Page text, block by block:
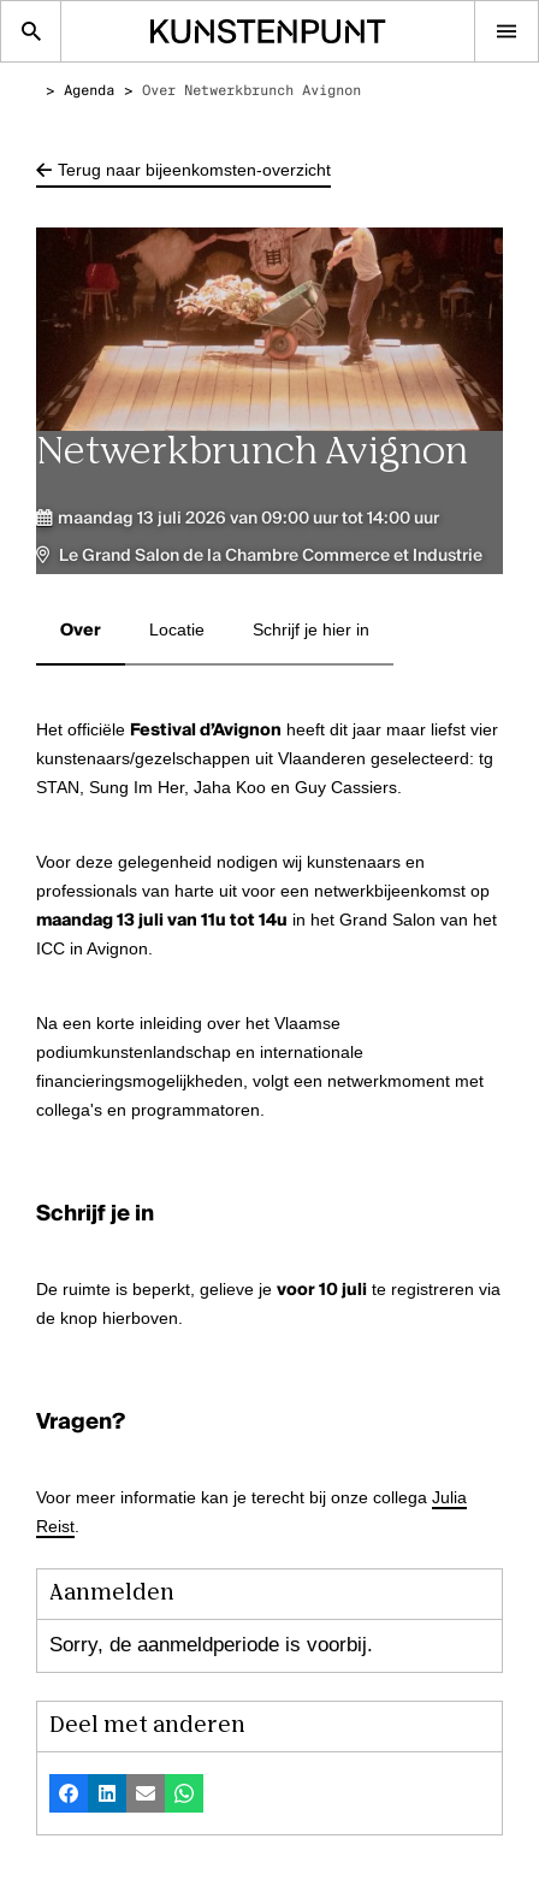
Agenda Over Netwerkbrunch Avignon
Terug naar bijeenkomsten-overzicht
Netwerkbrunch Avignon
maandag 13 juli 2026 van 09:00 uur tot 14:00 uur
Le Grand Salon de la Chambre Commerce et Industrie
Over Locatie Schrijf je hier in
Het officiële Festival d’Avignon heeft dit jaar maar liefst vier
kunstenaars/gezelschappen uit Vlaanderen geselecteerd: tg
STAN, Sung Im Her, Jaha Koo en Guy Cassiers.
Voor deze gelegenheid nodigen wij kunstenaars en
professionals van harte uit voor een netwerkbijeenkomst op
maandag 13 juli van 11u tot 14u in het Grand Salon van het
ICC in Avignon.
Na een korte inleiding over het Vlaamse
podiumkunstenlandschap en internationale
financieringsmogelijkheden, volgt een netwerkmoment met
collega's en programmatoren.
Schrijf je in
De ruimte is beperkt, gelieve je voor 10 juli te registreren via
de knop hierboven.
Vragen?
Voor meer informatie kan je terecht bij onze collega Julia
Reist.
Aanmelden
Sorry, de aanmeldperiode is voorbij.
Deel met anderen
Facebook
LinkedInE-mailWhatsapp